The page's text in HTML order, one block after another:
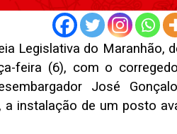
Legislativa do Maranhão,
feira (6), com o
José
a instalação de um posto